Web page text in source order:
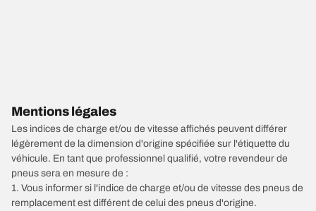
Mentions légales
Les indices de charge et/ou de vitesse affichés peuvent différer
légèrement de la dimension d'origine spécifiée sur l'étiquette du
véhicule. En tant que professionnel qualifié, votre revendeur de
pneus sera en mesure de :
1. Vous informer si l'indice de charge et/ou de vitesse des pneus de
remplacement est différent de celui des pneus d'origine.